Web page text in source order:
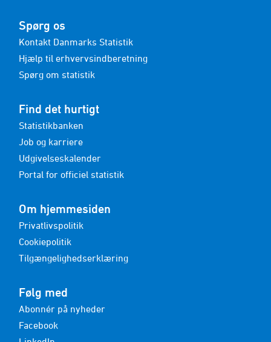
Spørg os
Kontakt Danmarks Statistik
Hjælp til erhvervsindberetning
Spørg om statistik
Find det hurtigt
Statistikbanken
Job og karriere
Udgivelseskalender
Portal for officiel statistik
Om hjemmesiden
Privatlivspolitik
Cookiepolitik
Tilgængelighedserklæring
Følg med
Abonnér på nyheder
Facebook